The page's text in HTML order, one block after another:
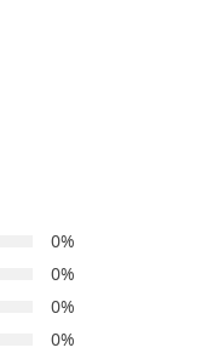
0%
0%
0%
0%